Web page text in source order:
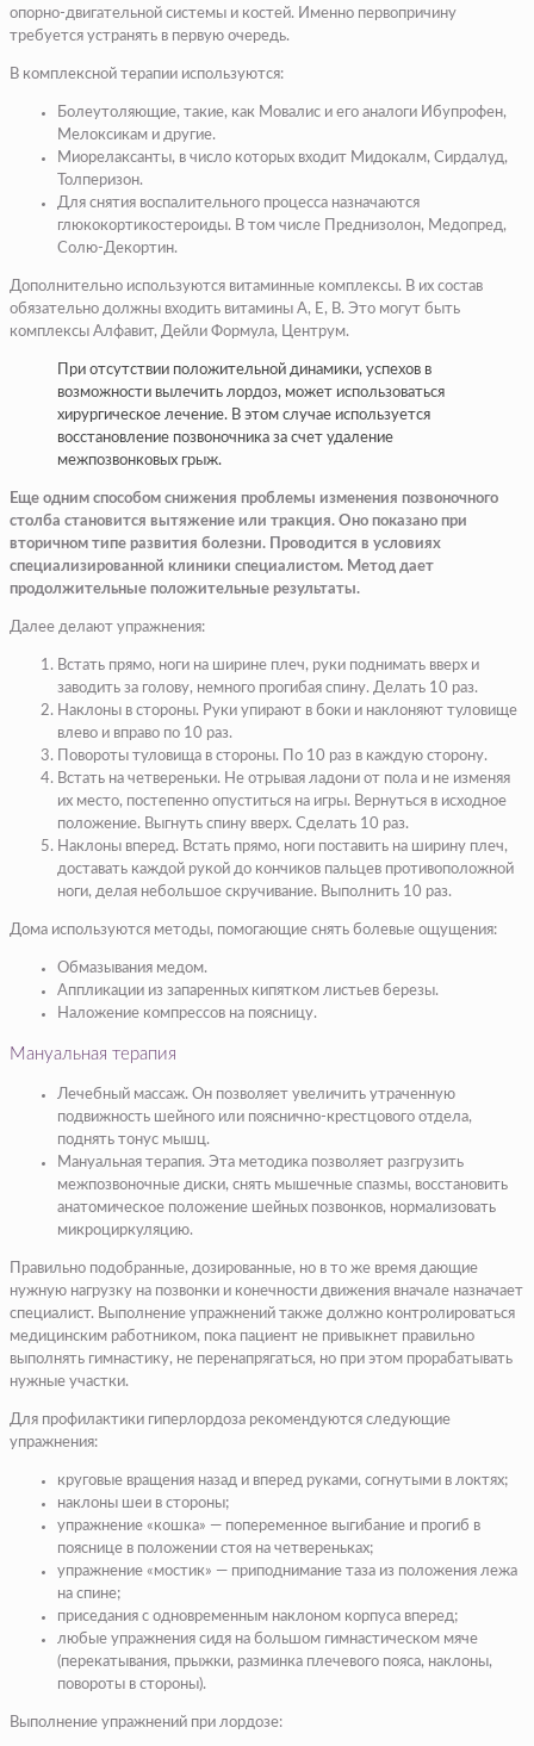
опорно-двигательной системы и костей. Именно первопричину
требуется устранять в первую очередь.
В комплексной терапии используются:
Болеутоляющие, такие, как Мовалис и его аналоги Ибупрофен,
Мелоксикам и другие.
Миорелаксанты, в число которых входит Мидокалм, Сирдалуд,
Толперизон.
Для снятия воспалительного процесса назначаются
глюкокортикостероиды. В том числе Преднизолон, Медопред,
Солю-Декортин.
Дополнительно используются витаминные комплексы. В их состав
обязательно должны входить витамины А, Е, В. Это могут быть
комплексы Алфавит, Дейли Формула, Центрум.
При отсутствии положительной динамики, успехов в
возможности вылечить лордоз, может использоваться
хирургическое лечение. В этом случае используется
восстановление позвоночника за счет удаление
межпозвонковых грыж.
Еще одним способом снижения проблемы изменения позвоночного
столба становится вытяжение или тракция. Оно показано при
вторичном типе развития болезни. Проводится в условиях
специализированной клиники специалистом. Метод дает
продолжительные положительные результаты.
Далее делают упражнения:
Встать прямо, ноги на ширине плеч, руки поднимать вверх и
заводить за голову, немного прогибая спину. Делать 10 раз.
Наклоны в стороны. Руки упирают в боки и наклоняют туловище
влево и вправо по 10 раз.
Повороты туловища в стороны. По 10 раз в каждую сторону.
Встать на четвереньки. Не отрывая ладони от пола и не изменяя
их место, постепенно опуститься на игры. Вернуться в исходное
положение. Выгнуть спину вверх. Сделать 10 раз.
Наклоны вперед. Встать прямо, ноги поставить на ширину плеч,
доставать каждой рукой до кончиков пальцев противоположной
ноги, делая небольшое скручивание. Выполнить 10 раз.
Дома используются методы, помогающие снять болевые ощущения:
Обмазывания медом.
Аппликации из запаренных кипятком листьев березы.
Наложение компрессов на поясницу.
Мануальная терапия
Лечебный массаж. Он позволяет увеличить утраченную
подвижность шейного или пояснично-крестцового отдела,
поднять тонус мышц.
Мануальная терапия. Эта методика позволяет разгрузить
межпозвоночные диски, снять мышечные спазмы, восстановить
анатомическое положение шейных позвонков, нормализовать
микроциркуляцию.
Правильно подобранные, дозированные, но в то же время дающие
нужную нагрузку на позвонки и конечности движения вначале назначает
специалист. Выполнение упражнений также должно контролироваться
медицинским работником, пока пациент не привыкнет правильно
выполнять гимнастику, не перенапрягаться, но при этом прорабатывать
нужные участки.
Для профилактики гиперлордоза рекомендуются следующие
упражнения:
круговые вращения назад и вперед руками, согнутыми в локтях;
наклоны шеи в стороны;
упражнение «кошка» — попеременное выгибание и прогиб в
пояснице в положении стоя на четвереньках;
упражнение «мостик» — приподнимание таза из положения лежа
на спине;
приседания с одновременным наклоном корпуса вперед;
любые упражнения сидя на большом гимнастическом мяче
(перекатывания, прыжки, разминка плечевого пояса, наклоны,
повороты в стороны).
Выполнение упражнений при лордозе: